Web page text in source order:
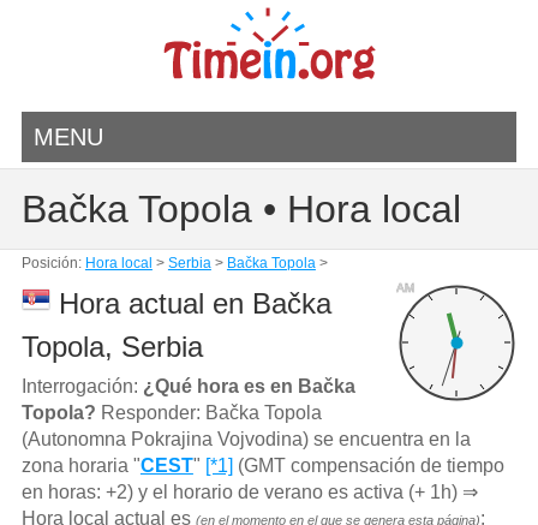
MENU
Bačka Topola • Hora local
Posición: Hora local > Serbia> Bačka Topola>
AM
Hora actual en Bačka
Topola, Serbia
Interrogación: ¿Qué hora es en Bačka
Topola? Responder: Bačka Topola
(Autonomna Pokrajina Vojvodina) se encuentra en la
zona horaria "CEST" [*1] (GMT compensación de tiempo
en horas: +2) y el horario de verano es activa (+ 1h) ⇒
Hora local actual es (en el momento en el que se genera esta página):